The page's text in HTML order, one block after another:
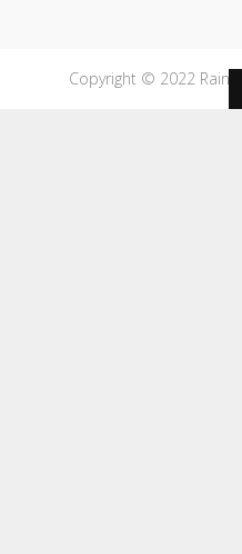
Copyright © 2022